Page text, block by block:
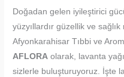
Doğadan gelen iyileştirici
yüzyıllardır güzellik ve
Afyonkarahisar Tıbbi ve
AFLORA olarak, lavanta
sizlerle buluşturuyoruz. İşte